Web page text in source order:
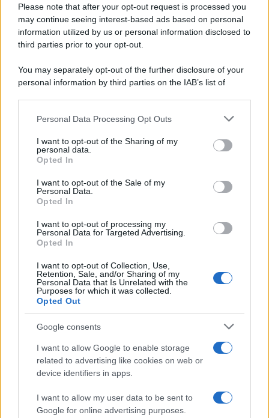
Please note that after your opt-out request is processed you
may continue seeing interest-based ads based on personal
information utilized by us or personal information disclosed to
third parties prior to your opt-out.
You may separately opt-out of the further disclosure of your
personal information by third parties on the IAB’s list of
This information may also be disclosed by us to third parties
disclose it to other third parties.
Please note that this website/app uses one or more Google
services and may gather and store information including but
not limited to your visit or usage behaviour. You may click to
grant or deny consent to Google and its third-party tags to
consent section.
Personal Data Processing Opt Outs
I want to opt-out of the Sharing of my
personal data.
Opted In
I want to opt-out of the Sale of my
Personal Data.
Opted In
I want to opt-out of processing my
Personal Data for Targeted Advertising.
Opted In
I want to opt-out of Collection, Use,
Retention, Sale, and/or Sharing of my
Personal Data that Is Unrelated with the
Purposes for which it was collected.
Opted Out
Google consents
I want to allow Google to enable storage
related to advertising like cookies on web or
device identifiers in apps.
I want to allow my user data to be sent to
Google for online advertising purposes.